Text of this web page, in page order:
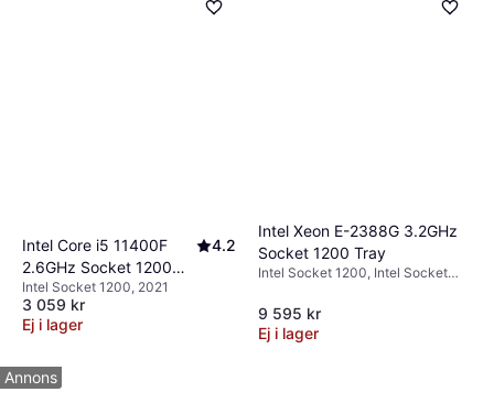
Intel Core i5 11400F
2.6GHz Socket 1200
Box
4.2
Intel Socket 1200, 2021
3 059 kr
Ej i lager
Intel Xeon E-2388G 3.2GHz
Socket 1200 Tray
Intel Socket 1200, Intel Socket
9 595 kr
Ej i lager
Annons